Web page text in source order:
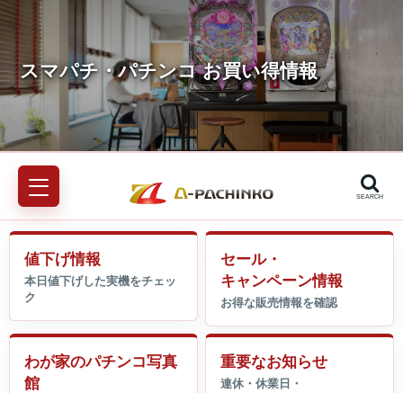
SEARCH
値下げ情報
セール・
キャンペーン情報
わが家のパチンコ写真
館
重要なお知らせ